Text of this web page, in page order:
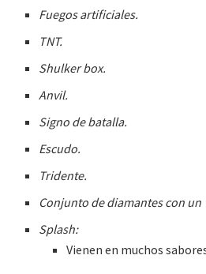
Fuegos artificiales.
TNT.
Shulker box.
Anvil.
Signo de batalla.
Escudo.
Tridente.
Conjunto de diamantes con un
Splash:
Vienen en muchos